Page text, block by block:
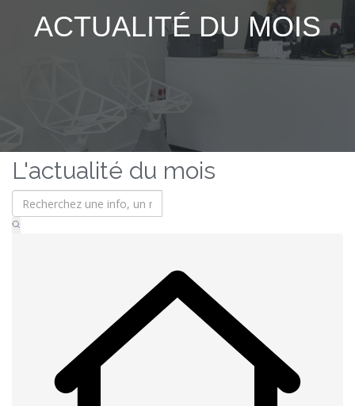
ACTUALITÉ DU MOIS
L'actualité du mois